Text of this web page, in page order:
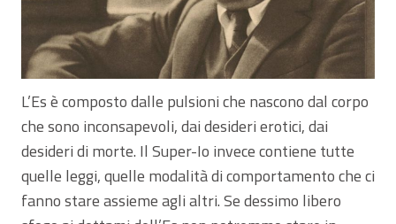
L’Es è composto dalle pulsioni che nascono dal corpo
che sono inconsapevoli, dai desideri erotici, dai
desideri di morte. Il Super-Io invece contiene tutte
quelle leggi, quelle modalità di comportamento che ci
fanno stare assieme agli altri. Se dessimo libero